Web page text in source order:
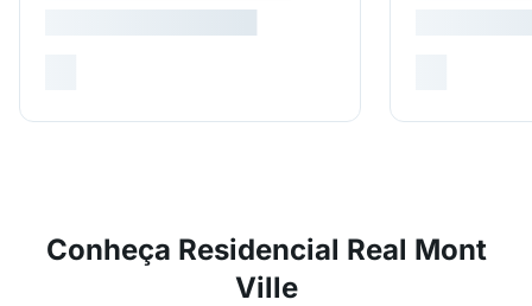
Conheça Residencial Real Mont
Ville